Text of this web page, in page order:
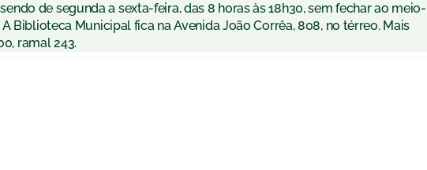
de segunda a sexta-feira, das 8 horas às 18h30, sem fechar ao meio-
A Biblioteca Municipal fica na Avenida João Corrêa, 808, no térreo. Mais
ramal 243.